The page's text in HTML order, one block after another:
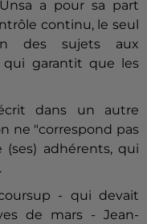
a pour sa part
continu, le seul
des sujets aux
qui garantit que les
dans un autre
ne "correspond pas
adhérents, qui
- qui devait
de mars - Jean-